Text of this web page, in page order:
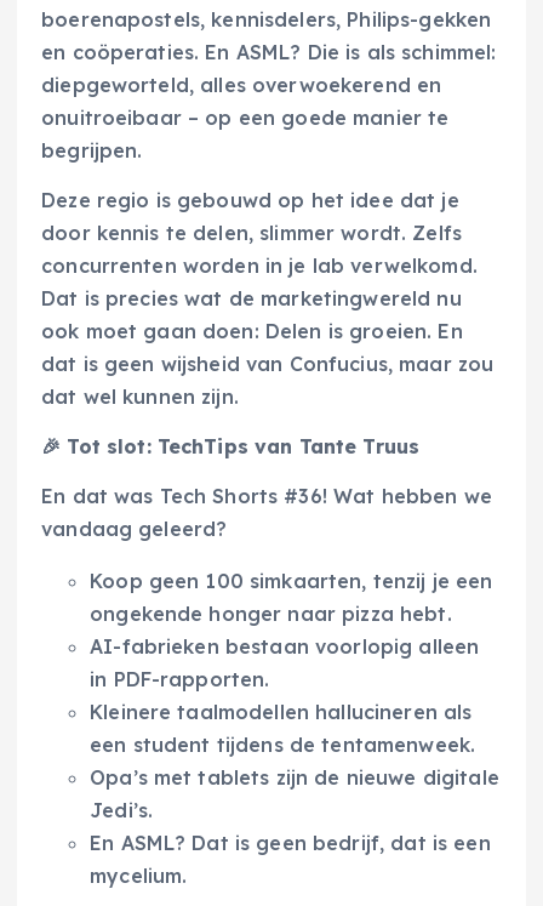
boerenapostels, kennisdelers, Philips-gekken
en coöperaties. En ASML? Die is als schimmel:
diepgeworteld, alles overwoekerend en
onuitroeibaar – op een goede manier te
begrijpen.
Deze regio is gebouwd op het idee dat je
door kennis te delen, slimmer wordt. Zelfs
concurrenten worden in je lab verwelkomd.
Dat is precies wat de marketingwereld nu
ook moet gaan doen: Delen is groeien. En
dat is geen wijsheid van Confucius, maar zou
dat wel kunnen zijn.
🎉 Tot slot: TechTips van Tante Truus
En dat was Tech Shorts #36! Wat hebben we
vandaag geleerd?
Koop geen 100 simkaarten, tenzij je een
ongekende honger naar pizza hebt.
AI-fabrieken bestaan voorlopig alleen
in PDF-rapporten.
Kleinere taalmodellen hallucineren als
een student tijdens de tentamenweek.
Opa’s met tablets zijn de nieuwe digitale
Jedi’s.
En ASML? Dat is geen bedrijf, dat is een
mycelium.